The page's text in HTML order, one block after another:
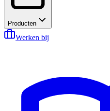
Producten
Werken bij